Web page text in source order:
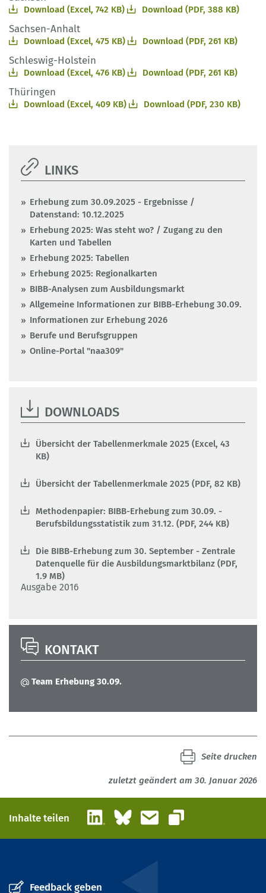
Download (Excel, 742 KB) Download (PDF, 388 KB)
Sachsen-Anhalt
Download (Excel, 475 KB) Download (PDF, 261 KB)
Schleswig-Holstein
Download (Excel, 476 KB) Download (PDF, 261 KB)
Thüringen
Download (Excel, 409 KB) Download (PDF, 230 KB)
LINKS
Erhebung zum 30.09.2025 - Ergebnisse /
Datenstand: 10.12.2025
Erhebung 2025: Was steht wo? / Zugang zu den
Karten und Tabellen
Erhebung 2025: Tabellen
Erhebung 2025: Regionalkarten
BIBB-Analysen zum Ausbildungsmarkt
Allgemeine Informationen zur BIBB-Erhebung 30.09.
Informationen zur Erhebung 2026
Berufe und Berufsgruppen
Online-Portal "naa309"
DOWNLOADS
Übersicht der Tabellenmerkmale 2025 (Excel, 43
KB)
Übersicht der Tabellenmerkmale 2025 (PDF, 82 KB)
Methodenpapier: BIBB-Erhebung zum 30.09. -
Berufsbildungsstatistik zum 31.12. (PDF, 244 KB)
Die BIBB-Erhebung zum 30. September - Zentrale
Datenquelle für die Ausbildungsmarktbilanz (PDF,
1.9 MB)
Ausgabe 2016
KONTAKT
Team Erhebung 30.09.
zuletzt geändert am 30. Januar 2026
Seite drucken
Inhalte teilen LinkedInBlueskyE-Mail
Link kopieren
Feedback geben